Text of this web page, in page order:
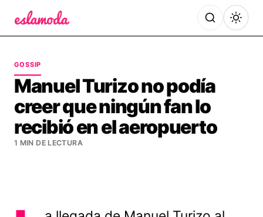
GOSSIP
Manuel Turizo no podía
creer que ningún fan lo
recibió en el aeropuerto
1 MIN DE LECTURA